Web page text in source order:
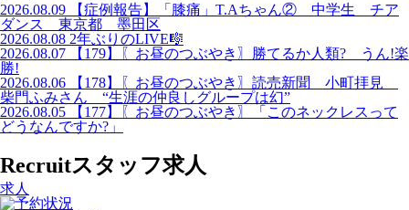
2026.08.09
【症例報告】「膝痛」T.Aちゃん② 中学生 チア
ダンス 東京都 墨田区
2026.08.08 2年ぶりのLIVE🎼
2026.08.07
【179】〖お昼のつぶやき〗勝てるか人類? うん!楽
勝!
2026.08.06
【178】〖お昼のつぶやき〗読売新聞 小町拝見
柴門ふみさん “生涯の仲良しグループは幻”
2026.08.05
【177】〖お昼のつぶやき〗「このネックレスって
どうなんですか?」
Recruitスタッフ求人
求人